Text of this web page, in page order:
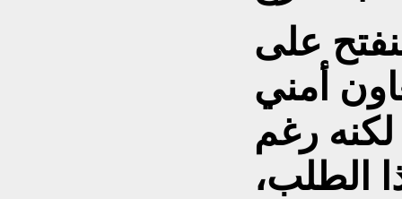
على
أمني
رغم
الطلب،